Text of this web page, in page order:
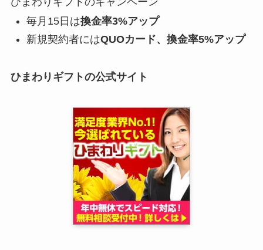
毎月15日は換金率3%アップ
新規契約者にはQUOカード、換金率5%アップ
ひまわりギフトの公式サイト